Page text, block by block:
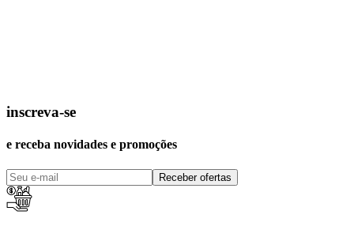
inscreva-se
e receba novidades e promoções
Receber ofertas